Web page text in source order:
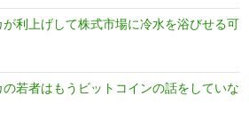
利上げして株式市場に冷水を浴びせる可
若者はもうビットコインの話をしていな